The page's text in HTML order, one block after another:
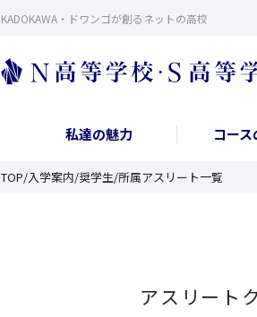
KADOKAWA・ドワンゴが創るネットの高校
私達の魅力 コー
TOP/入学案内/奨学生/所属アスリート一覧
アスリート